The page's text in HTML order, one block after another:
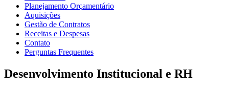
Planejamento Orçamentário
Aquisições
Gestão de Contratos
Receitas e Despesas
Contato
Perguntas Frequentes
Desenvolvimento Institucional e RH